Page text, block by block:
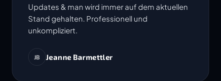
Updates & man wird immer auf dem aktuellen
Stand gehalten. Professionell und
unkompliziert.
JB Jeanne Barmettler